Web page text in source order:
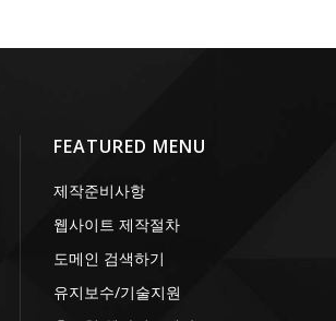
FEATURED MENU
제작준비사항
웹사이트 제작절차
도메인 검색하기
유지보수/기술지원